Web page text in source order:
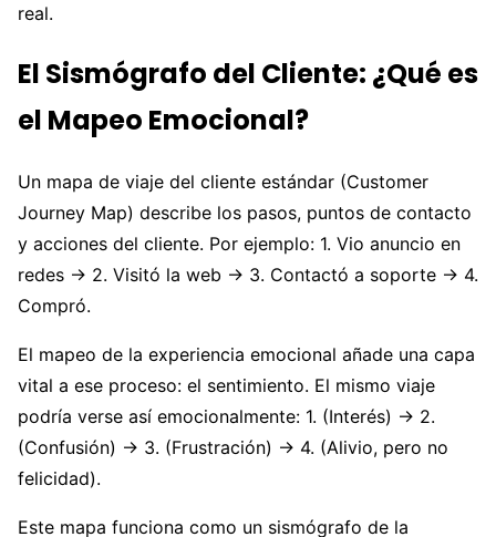
real.
El Sismógrafo del Cliente: ¿Qué es
el Mapeo Emocional?
Un mapa de viaje del cliente estándar (Customer
Journey Map) describe los pasos, puntos de contacto
y acciones del cliente. Por ejemplo: 1. Vio anuncio en
redes -> 2. Visitó la web -> 3. Contactó a soporte -> 4.
Compró.
El mapeo de la experiencia emocional añade una capa
vital a ese proceso: el sentimiento. El mismo viaje
podría verse así emocionalmente: 1. (Interés) -> 2.
(Confusión) -> 3. (Frustración) -> 4. (Alivio, pero no
felicidad).
Este mapa funciona como un sismógrafo de la